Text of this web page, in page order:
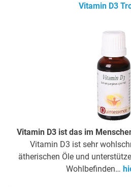
Vitamin D3
Vitamin D3 ist das im
Vitamin D3 ist sehr
ätherischen Öle und
Wohlbefinden…